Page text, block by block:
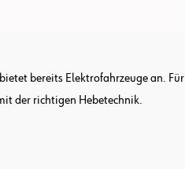
bereits Elektrofahrzeuge an. Für
der richtigen Hebetechnik.